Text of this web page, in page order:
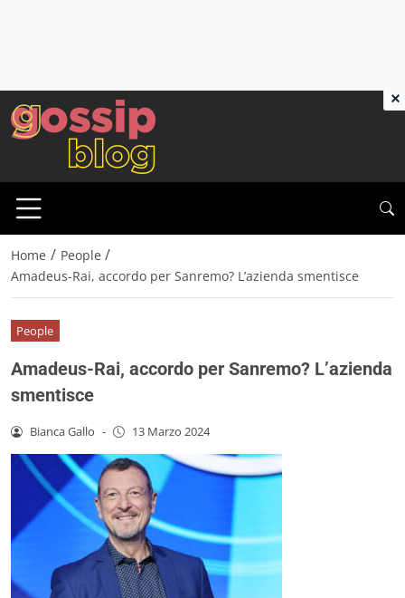
Home / People /
Amadeus-Rai, accordo per Sanremo? L’azienda smentisce
People
Amadeus-Rai, accordo per Sanremo? L’azienda
smentisce
Bianca Gallo - 13 Marzo 2024
×